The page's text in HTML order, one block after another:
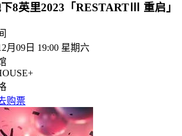
下8英里2023「RESTARTⅢ 重启」
月09日 19:00 星期六
购票